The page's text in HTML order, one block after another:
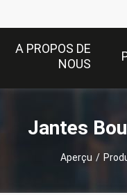
A PROPOS DE
NOUS
Jantes
Aperçu /